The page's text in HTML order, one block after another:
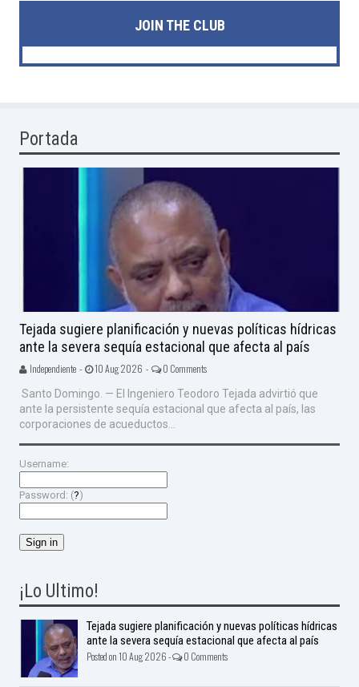
JOIN THE CLUB
Portada
Tejada sugiere planificación y nuevas políticas hídricas
ante la severa sequía estacional que afecta al país
Independiente - 10 Aug 2026 - 0 Comments
Santo Domingo. — El Ingeniero Teodoro Tejada advirtió que
ante la persistente sequía estacional que afecta al país, las
corporaciones de acueductos...
Username:
Password: (?)
¡Lo Ultimo!
Tejada sugiere planificación y nuevas políticas hídricas
ante la severa sequía estacional que afecta al país
Posted on 10 Aug 2026 - 0 Comments